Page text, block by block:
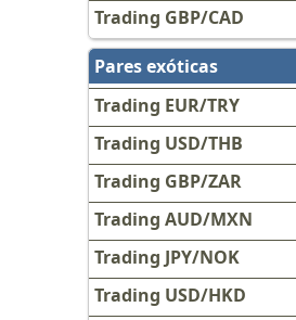
Trading GBP/CAD
Pares exóticas
Trading EUR/TRY
Trading USD/THB
Trading GBP/ZAR
Trading AUD/MXN
Trading JPY/NOK
Trading USD/HKD